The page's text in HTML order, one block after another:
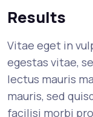
Results
Vitae eget in
egestas vitae,
lectus mauris
mauris, sed
facilisi morbi